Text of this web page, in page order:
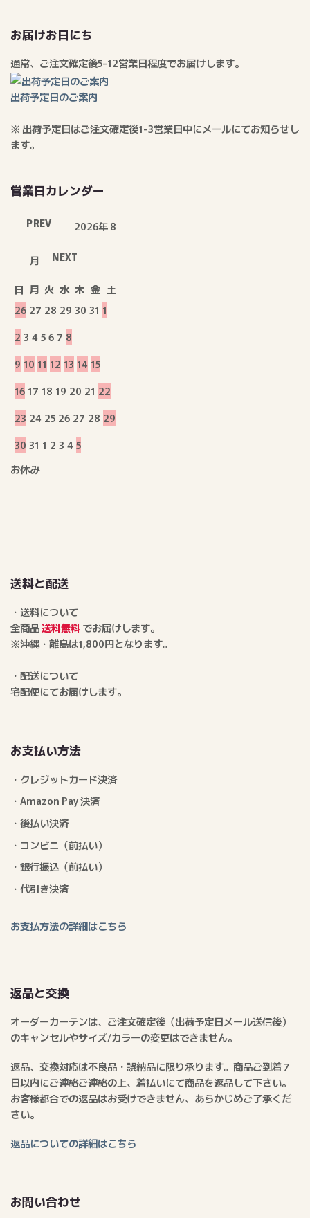
お届けお日にち
通常、ご注文確定後5-12営業日程度でお届けします。
出荷予定日のご案内
※ 出荷予定日はご注文確定後1-3営業日中にメールにてお知らせし
ます。
営業日カレンダー
PREV 2026年 8
月 NEXT
日 月 火 水 木 金 土
26 27 28 29 30 31 1
2 3 4 56 7 8
9 10 11 12 13 14 15
16 17 18 19 20 21 22
23 24 25 26 27 28 29
30 31 1 2 3 4 5
お休み
送料と配送
・送料について
全商品送料無料でお届けします。
※沖縄・離島は1,800円となります。
・配送について
宅配便にてお届けします。
お支払い方法
・クレジットカード決済
・Amazon Pay 決済
・後払い決済
・コンビニ（前払い）
・銀行振込（前払い）
・代引き決済
お支払方法の詳細はこちら
返品と交換
オーダーカーテンは、ご注文確定後（出荷予定日メール送信後）
のキャンセルやサイズ/カラーの変更はできません。
返品、交換対応は不良品・誤納品に限り承ります。商品ご到着７
日以内にご連絡ご連絡の上、着払いにて商品を返品して下さい。
お客様都合での返品はお受けできません、あらかじめご了承くだ
さい。
返品についての詳細はこちら
お問い合わせ